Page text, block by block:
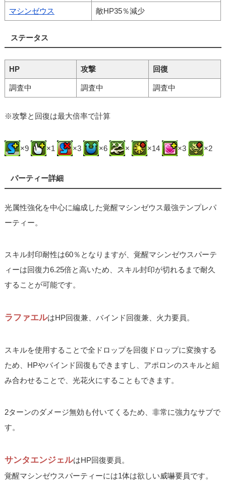
マシンゼウス 敵HP35％減少
ステータス
HP 攻撃 回復
調査中 調査中 調査中
※攻撃と回復は最大倍率で計算
×9 ×1 ×3 ×6 × ×14 ×3 ×2
パーティー詳細
光属性強化を中心に編成した覚醒マシンゼウス最強テンプレパ
ーティー。
スキル封印耐性は60％となりますが、覚醒マシンゼウスパーテ
ィーは回復力6.25倍と高いため、スキル封印が切れるまで耐久
することが可能です。
ラファエルはHP回復兼、バインド回復兼、火力要員。
スキルを使用することで全ドロップを回復ドロップに変換する
ため、HPやバインド回復もできますし、アポロンのスキルと組
み合わせることで、光花火にすることもできます。
2ターンのダメージ無効も付いてくるため、非常に強力なサブで
す。
サンタエンジェルはHP回復要員。
覚醒マシンゼウスパーティーには1体は欲しい威嚇要員です。